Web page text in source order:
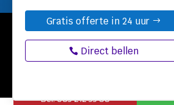
Gratis offerte in 24 uur
Direct bellen
© Copyright Loodgieters
maken door
Privacyverklaring|Disclaimer
Bel: 085 212 55 88